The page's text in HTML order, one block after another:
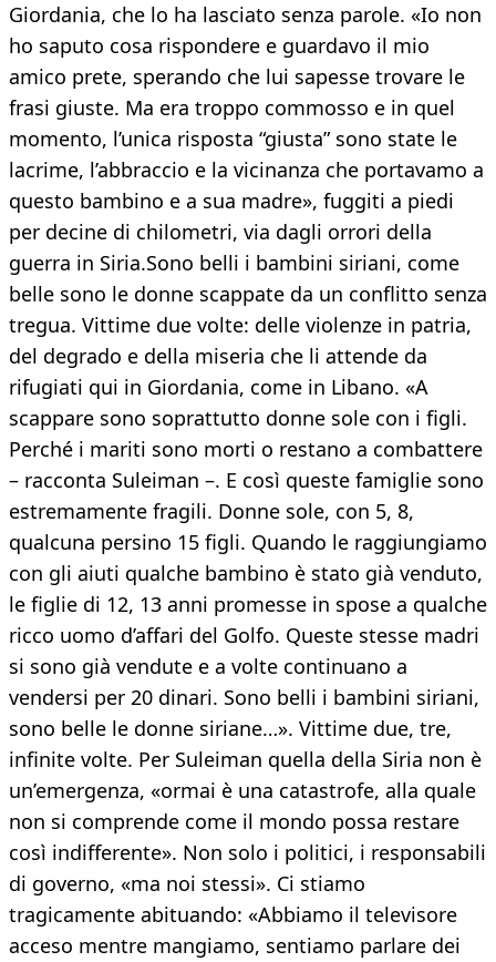
Giordania, che lo ha lasciato senza parole. «Io non
ho saputo cosa rispondere e guardavo il mio
amico prete, sperando che lui sapesse trovare le
frasi giuste. Ma era troppo commosso e in quel
momento, l’unica risposta “giusta” sono state le
lacrime, l’abbraccio e la vicinanza che portavamo a
questo bambino e a sua madre», fuggiti a piedi
per decine di chilometri, via dagli orrori della
guerra in Siria.Sono belli i bambini siriani, come
belle sono le donne scappate da un conflitto senza
tregua. Vittime due volte: delle violenze in patria,
del degrado e della miseria che li attende da
rifugiati qui in Giordania, come in Libano. «A
scappare sono soprattutto donne sole con i figli.
Perché i mariti sono morti o restano a combattere
– racconta Suleiman –. E così queste famiglie sono
estremamente fragili. Donne sole, con 5, 8,
qualcuna persino 15 figli. Quando le raggiungiamo
con gli aiuti qualche bambino è stato già venduto,
le figlie di 12, 13 anni promesse in spose a qualche
ricco uomo d’affari del Golfo. Queste stesse madri
si sono già vendute e a volte continuano a
vendersi per 20 dinari. Sono belli i bambini siriani,
sono belle le donne siriane…». Vittime due, tre,
infinite volte. Per Suleiman quella della Siria non è
un’emergenza, «ormai è una catastrofe, alla quale
non si comprende come il mondo possa restare
così indifferente». Non solo i politici, i responsabili
di governo, «ma noi stessi». Ci stiamo
tragicamente abituando: «Abbiamo il televisore
acceso mentre mangiamo, sentiamo parlare dei